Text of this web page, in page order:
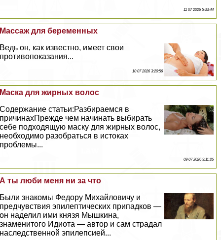
11 07 2026 5:33:44
Массаж для беременных
Ведь он, как известно, имеет свои
противопоказания...
10 07 2026 3:20:56
Маска для жирных волос
Содержание статьи:Разбираемся в
причинахПрежде чем начинать выбирать
себе подходящую маску для жирных волос,
необходимо разобраться в истоках
проблемы...
09 07 2026 9:11:26
А ты люби меня ни за что
Были знакомы Федору Михайловичу и
предчувствия эпилептических припадков —
он наделил ими князя Мышкина,
знаменитого Идиота — автор и сам страдал
наследственной эпилепсией...